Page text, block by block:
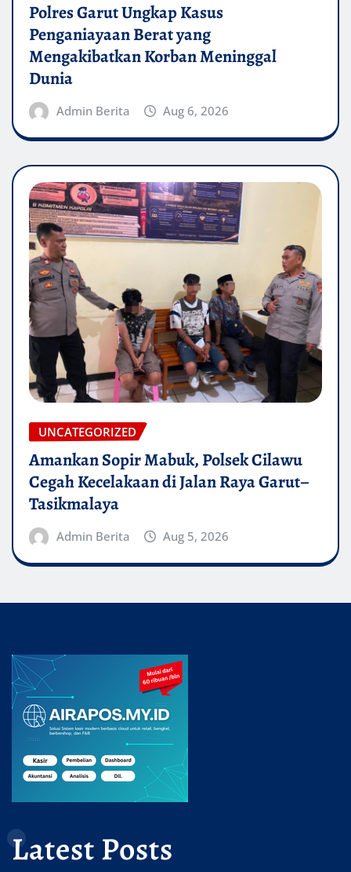
Polres Garut Ungkap Kasus
Penganiayaan Berat yang
Mengakibatkan Korban Meninggal
Dunia
Admin Berita Aug 6, 2026
UNCATEGORIZED
Amankan Sopir Mabuk, Polsek Cilawu
Cegah Kecelakaan di Jalan Raya Garut–
Tasikmalaya
Admin Berita Aug 5, 2026
Latest Posts